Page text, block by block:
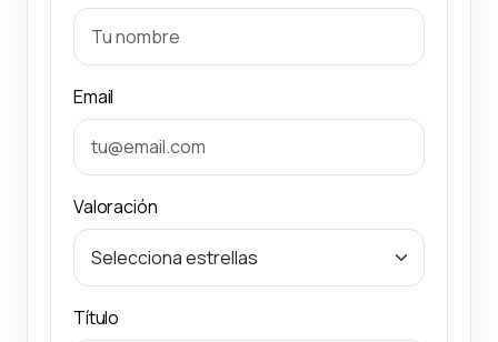
Email
Valoración
Título